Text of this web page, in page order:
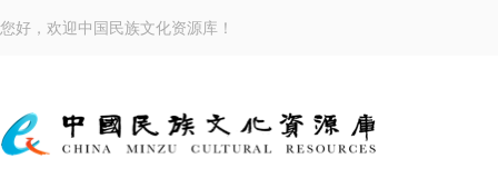
您好，欢迎中国民族文化资源库！